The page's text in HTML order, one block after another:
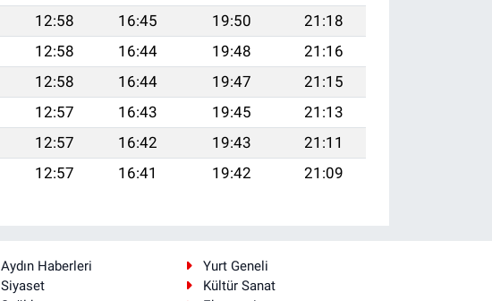
12:58 16:45 19:50
21:18
12:58 16:44 19:48
21:16
12:58 16:44 19:47
21:15
12:57 16:43 19:45
21:13
12:57 16:42 19:43
21:11
12:57 16:41 19:42 21:09
Aydın Haberleri
Yurt Geneli
Siyaset
Kültür Sanat